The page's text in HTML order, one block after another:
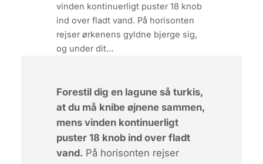
vinden kontinuerligt puster 18 knob
ind over fladt vand. På horisonten
rejser ørkenens gyldne bjerge sig,
og under dit…
Forestil dig en lagune så turkis,
at du må knibe øjnene sammen,
mens vinden kontinuerligt
puster 18 knob ind over fladt
vand. På horisonten rejser